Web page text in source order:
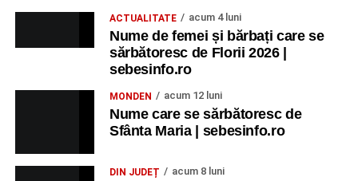
ACTUALITATE acum 4 luni
Nume de femei și bărbați care se
sărbătoresc de Florii 2026 |
sebesinfo.ro
MONDEN acum 12 luni
Nume care se sărbătoresc de
Sfânta Maria | sebesinfo.ro
DIN JUDEȚ acum 8 luni